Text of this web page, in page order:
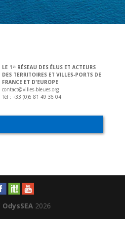
LE 1 ER
RÉSEAU DES ÉLUS ET ACTEURS
DES TERRITOIRES ET VILLES-PORTS DE
FRANCE ET D'EUROPE
contact@villes-bleues.org
Tél : +33 (0)6 81 49 36 04
OdysSEA 2026